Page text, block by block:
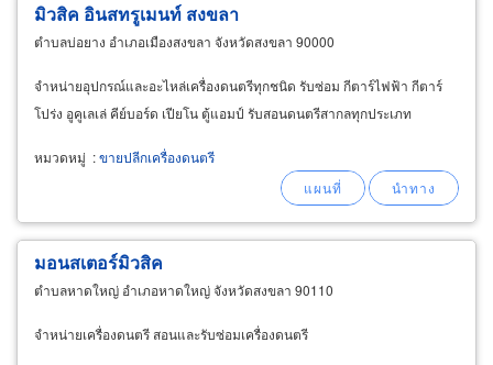
มิวสิค อินสทรูเมนท์ สงขลา
ตำบลบ่อยาง อำเภอเมืองสงขลา จังหวัดสงขลา 90000
จำหน่ายอุปกรณ์และอะไหล่เครื่องดนตรีทุกชนิด รับซ่อม กีตาร์ไฟฟ้า กีตาร์
โปร่ง อูคูเลเล่ คีย์บอร์ด เปียโน ตู้แอมป์ รับสอนดนตรีสากลทุกประเภท
หมวดหมู่ :ขายปลีกเครื่องดนตรี
มอนสเตอร์มิวสิค
ตำบลหาดใหญ่ อำเภอหาดใหญ่ จังหวัดสงขลา 90110
จำหน่ายเครื่องดนตรี สอนและรับซ่อมเครื่องดนตรี